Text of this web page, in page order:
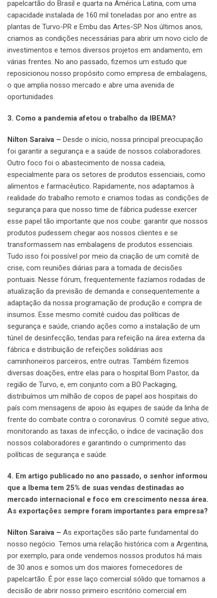
papelcartão do Brasil e quarta na América Latina, com uma
capacidade instalada de 160 mil toneladas por ano entre as
plantas de Turvo-PR e Embu das Artes-SP. Nos últimos anos,
criamos as condições necessárias para abrir um novo ciclo de
investimentos e temos diversos projetos em andamento, em
várias frentes. No ano passado, fizemos um estudo que
reposicionou nosso propósito como empresa de embalagens,
o que amplia nosso mercado e abre uma avenida de
oportunidades.
3. Como a pandemia afetou o trabalho da IBEMA?
Nilton Saraiva – Desde o início, nossa principal preocupação
foi garantir a segurança e a saúde de nossos colaboradores.
Outro foco foi o abastecimento de nossa cadeia,
especialmente para os setores de produtos essenciais, como
alimentos e farmacêutico. Rapidamente, nos adaptamos à
realidade do trabalho remoto e criamos todas as condições de
segurança para que nosso time de fábrica pudesse exercer
esse papel tão importante que nos coube: garantir que nossos
produtos pudessem chegar aos nossos clientes e se
transformassem nas embalagens de produtos essenciais.
Tudo isso foi possível por meio da criação de um comitê de
crise, com reuniões diárias para a tomada de decisões
pontuais. Nesse fórum, frequentemente fazíamos rodadas de
atualização da previsão de demanda e consequentemente a
adaptação da nossa programação de produção e compra de
insumos. Esse mesmo comitê cuidou das políticas de
segurança e saúde, criando ações como a instalação de um
túnel de desinfecção, tendas para refeição na área externa da
fábrica e distribuição de refeições solidárias aos
caminhoneiros parceiros, entre outras. Também fizemos
diversas doações, entre elas para o hospital Bom Pastor, da
região de Turvo, e, em conjunto com a BO Packaging,
distribuímos um milhão de copos de papel aos hospitais do
país com mensagens de apoio às equipes de saúde da linha de
frente do combate contra o coronavírus. O comitê segue ativo,
monitorando as taxas de infecção, o índice de vacinação dos
nossos colaboradores e garantindo o cumprimento das
políticas de segurança e saúde.
4. Em artigo publicado no ano passado, o senhor informou
que a Ibema tem 25% de suas vendas destinadas ao
mercado internacional e foco em crescimento nessa área.
As exportações sempre foram importantes para empresa?
Nilton Saraiva – As exportações são parte fundamental do
nosso negócio. Temos uma relação histórica com a Argentina,
por exemplo, para onde vendemos nossos produtos há mais
de 30 anos e somos um dos maiores fornecedores de
papelcartão. É por esse laço comercial sólido que tomamos a
decisão de abrir nosso primeiro escritório comercial em